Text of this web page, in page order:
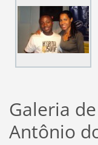
Galeria
Antônio